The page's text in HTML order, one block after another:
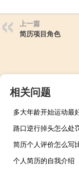
上一篇
简历项目角色
相关问题
多大年龄开始运动最
路口逆行掉头怎么处
简历个人评价怎么写
个人简历的自我介绍